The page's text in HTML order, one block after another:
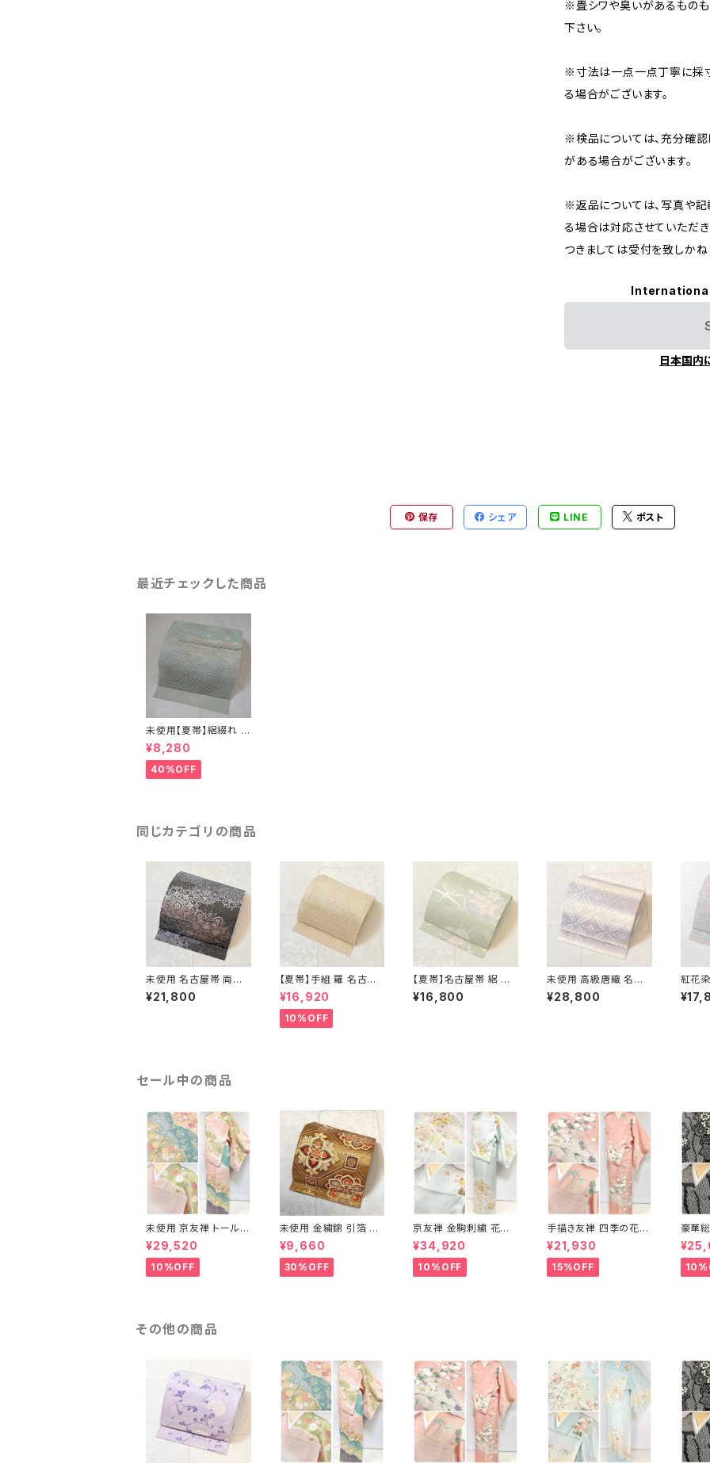
※畳シワや臭いがあるもの
下さい。
※寸法は一点一点丁寧に採
る場合がございます。
※検品については、充分確認
がある場合がございます。
※返品については、写真や
る場合は対応させていただ
つきましては受付を致しかね
日本国内
保存 シェア LINE ポスト
最近チェックした商品
未使用【夏帯】絽綴れ 名
古屋帯 花柄 絹 金銀糸
アイスグリーン 255
¥8,280
40%OFF
同じカテゴリの商品
未使用 名古屋帯 両面
全通 染め帯 銀通し 金
彩 華文 宝相華 正絹 黒
¥21,800
【夏帯】手組 羅 名古屋
帯 絹 生成り色 ピンク
黄緑 639
¥16,920
10%OFF
【夏帯】名古屋帯 絽 花
柄 丸紋 絹 銀糸 黄緑
水色 ピンク パステル 5
¥16,800
未使用 高級唐織 名古
屋帯 花菱 正絹 白 紫
パステルカラー 藤色 7
¥28,800
紅花
沢織
ンク
セール中の商品
未使用 京友禅 トールサ
イズ 染め分け 金彩 訪
問着 袷 正絹 ピンク 黄
緑 紫 黄色 1438
¥29,520
10%OFF
未使用 金繍錦 引箔 蜀
江文 唐織 華紋 袋帯 正
絹 金糸 ゴールド 赤 紫
710
¥9,660
30%OFF
京友禅 金駒刺繍 花柄
訪問着 正絹 水色 黄緑
パステルカラー アイス
グリーン 1433
¥34,920
10%OFF
手描き友禅 四季の花々
訪問着 袷 正絹 サーモ
ンピンク クリーム 白 桃
花色 1434
¥21,930
15%OFF
豪華
藤 訪
ラメ
1435
その他の商品